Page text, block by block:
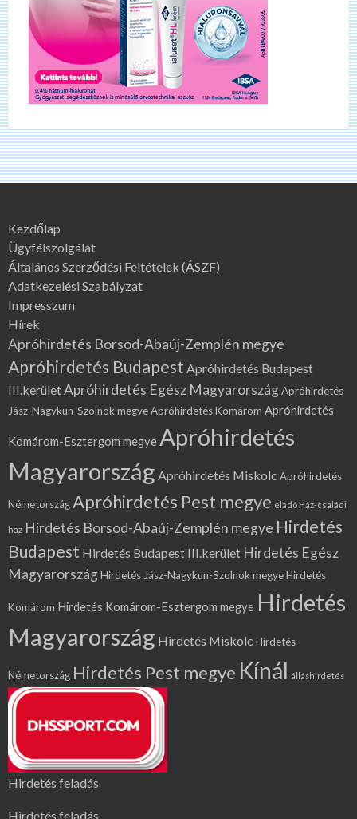
Kezdőlap
Ügyfélszolgálat
Általános Szerződési Feltételek (ÁSZF)
Adatkezelési Szabályzat
Impresszum
Hírek
Apróhirdetés Borsod-Abaúj-Zemplén megye
Apróhirdetés Budapest Apróhirdetés Budapest
III.kerületApróhirdetés Egész MagyarországApróhirdetés
Jász-Nagykun-Szolnok megyeApróhirdetés Komárom Apróhirdetés
Komárom-Esztergom megyeApróhirdetés
Magyarország Apróhirdetés Miskolc Apróhirdetés
NémetországApróhirdetés Pest megye eladó Ház-családi
ház Hirdetés Borsod-Abaúj-Zemplén megye Hirdetés
Budapest Hirdetés Budapest III.kerület Hirdetés Egész
MagyarországHirdetés Jász-Nagykun-Szolnok megyeHirdetés
Komárom Hirdetés Komárom-Esztergom megye Hirdetés
Magyarország Hirdetés Miskolc Hirdetés
Németország Hirdetés Pest megye Kínál álláshirdetés
Hirdetés feladás
Hirdetés feladás